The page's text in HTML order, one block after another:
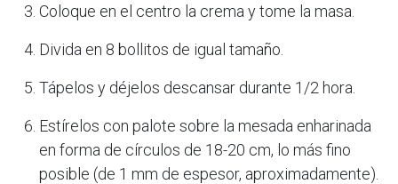
Coloque en el centro la crema y tome la masa.
Divida en 8 bollitos de igual tamaño.
Tápelos y déjelos descansar durante 1/2 hora.
Estírelos con palote sobre la mesada enharinada
en forma de círculos de 18-20 cm, lo más fino
posible (de 1 mm de espesor, aproximadamente).